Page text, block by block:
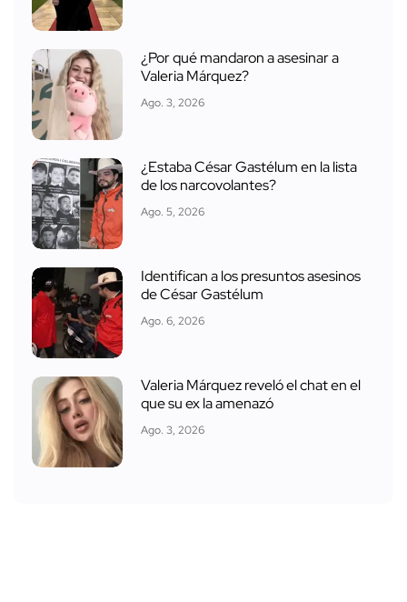
¿Por qué mandaron a asesinar a
Valeria Márquez?
Ago. 3, 2026
¿Estaba César Gastélum en la lista
de los narcovolantes?
Ago. 5, 2026
Identifican a los presuntos asesinos
de César Gastélum
Ago. 6, 2026
Valeria Márquez reveló el chat en el
que su ex la amenazó
Ago. 3, 2026